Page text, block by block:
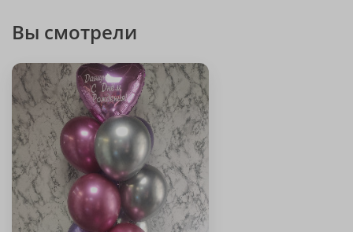
Вы смотрели